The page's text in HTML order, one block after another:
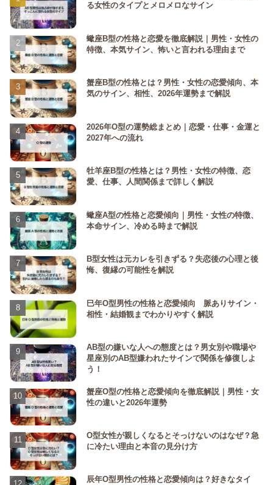
る女性のタイプとメロメロなサイン
蠍座B型の性格と恋愛を徹底解説｜男性・女性の
特徴、本気サイン、怖いと言われる理由まで
蟹座B型の性格とは？男性・女性の恋愛傾向、本
気のサイン、相性、2026年運勢まで解説
2026年O型の運勢総まとめ｜恋愛・仕事・金運と
2027年への流れ
牡羊座B型の性格とは？男性・女性の特徴、恋
愛、仕事、人間関係まで詳しく解説
蠍座A型の性格と恋愛傾向｜男性・女性の特徴、
本命サイン、冷める時まで解説
B型女性は元カレを引きずる？失恋後の心理と後
悔、復縁の可能性を解説
巳年O型男性の性格と恋愛傾向 脈ありサイン・
相性・結婚観までわかりやすく解説
AB型の嫌いな人への態度とは？男女別や職場や
星座別のAB型嫌われたサインで関係を修復しよ
う！
蟹座O型の性格と恋愛傾向を徹底解説｜男性・女
性の違いと2026年運勢
O型女性が親しくなるとそっけないのはなぜ？急
に冷たい理由と本音の見分け方
辰年O型男性の性格と恋愛傾向は？好きなタイ